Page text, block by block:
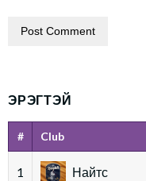
ЭРЭГТЭЙ
# Club
1 Найтс